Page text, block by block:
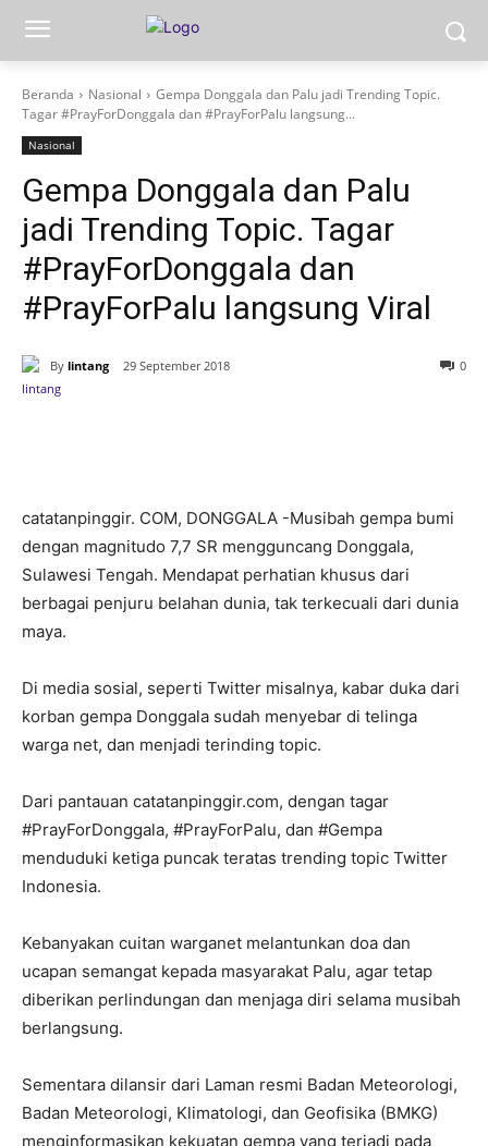
Beranda Nasional
Gempa Donggala dan Palu jadi Trending Topic.
Tagar #PrayForDonggala dan #PrayForPalu langsung...
Nasional
Gempa Donggala dan Palu
jadi Trending Topic. Tagar
#PrayForDonggala dan
#PrayForPalu langsung Viral
By lintang 29 September 2018 0
catatanpinggir. COM, DONGGALA -Musibah gempa bumi
dengan magnitudo 7,7 SR mengguncang Donggala,
Sulawesi Tengah. Mendapat perhatian khusus dari
berbagai penjuru belahan dunia, tak terkecuali dari dunia
maya.
Di media sosial, seperti Twitter misalnya, kabar duka dari
korban gempa Donggala sudah menyebar di telinga
warga net, dan menjadi terinding topic.
Dari pantauan catatanpinggir.com, dengan tagar
#PrayForDonggala, #PrayForPalu, dan #Gempa
menduduki ketiga puncak teratas trending topic Twitter
Indonesia.
Kebanyakan cuitan warganet melantunkan doa dan
ucapan semangat kepada masyarakat Palu, agar tetap
diberikan perlindungan dan menjaga diri selama musibah
berlangsung.
Sementara dilansir dari Laman resmi Badan Meteorologi,
Badan Meteorologi, Klimatologi, dan Geofisika (BMKG)
menginformasikan kekuatan gempa yang terjadi pada